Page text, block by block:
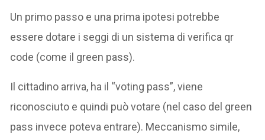
Un primo passo e una prima ipotesi potrebbe
essere dotare i seggi di un sistema di verifica qr
code (come il green pass).
Il cittadino arriva, ha il “voting pass”, viene
riconosciuto e quindi può votare (nel caso del green
pass invece poteva entrare). Meccanismo simile,